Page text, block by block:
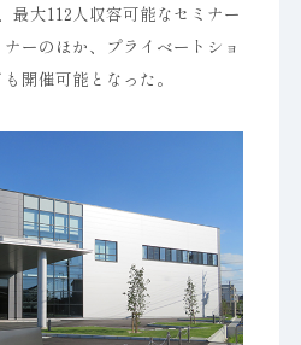
最大112人収容可能なセミナー
ーのほか、プライベートショ
開催可能となった。